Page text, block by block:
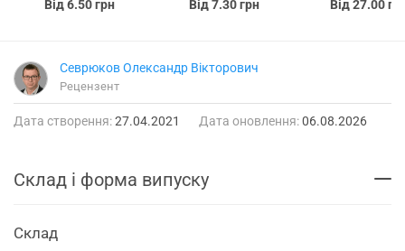
Від 6.50 грн Від 7.30 грн Від 27.00
Севрюков Олександр Вікторович
Рецензент
Дата створення:27.04.2021 Дата оновлення:06.08.2026
Склад і форма випуску
Склад